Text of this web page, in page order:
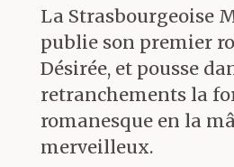
lendemains de la
mondiale : « écrire un
Auschwitz est barbare,
affecte même la
explique pourquoi il est
impossible d’écrire
La Strasbourgeoise
publie son premier
Désirée, et pousse
retranchements la
romanesque en la
merveilleux.